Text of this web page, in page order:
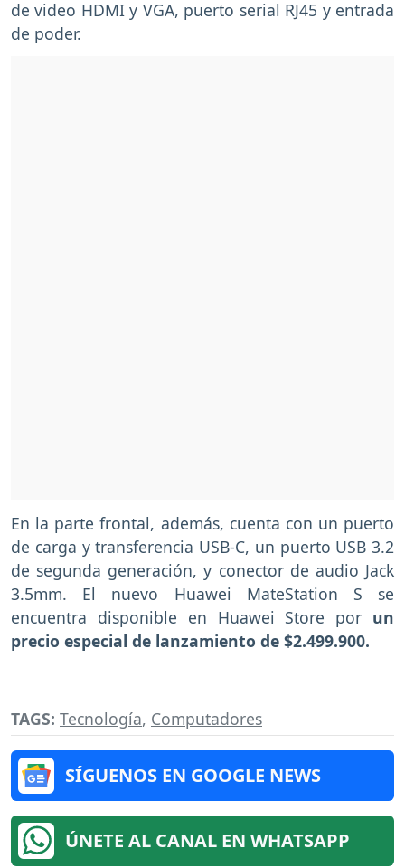
de video HDMI y VGA, puerto serial RJ45 y entrada
de poder.
En la parte frontal, además, cuenta con un puerto
de carga y transferencia USB-C, un puerto USB 3.2
de segunda generación, y conector de audio Jack
3.5mm. El nuevo Huawei MateStation S se
encuentra disponible en Huawei Store por un
precio especial de lanzamiento de $2.499.900.
TAGS: Tecnología, Computadores
SÍGUENOS EN GOOGLE NEWS
ÚNETE AL CANAL EN WHATSAPP